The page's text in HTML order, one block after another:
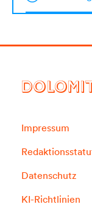
Impressum
Datenschutz
KI-Richtlinien